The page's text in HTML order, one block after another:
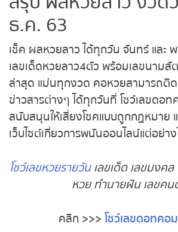
ธ.ค. 63
เช็ค ผลหวยลาว ได้ทุกวัน จันทร์ และ
เลขเด็ดหวยลาว4ตัว พร้อมเลขนามสั
ล่าสุด แม่นทุกงวด คอหวยสามารถติ
ข่าวสารต่างๆ ได้ทุกวันที่ โชว์เลขดอท
สนับสนุนให้เสี่ยงโชคแบบถูกกฏหมาย แ
เว็บไซต์เกี่ยวการพนันออนไลน์แต่อย่าง
โชว์เลขหวยรายวันเลขเด็ด เลขมงคล
หวย ทำนายฝัน เลขคน
คลิก >>> โชว์เลขดอทคอม